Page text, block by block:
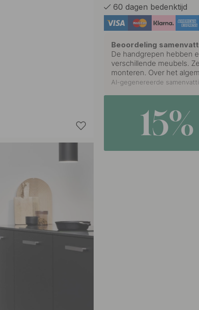
60 dagen bedenktijd
Beoordeling
De handgrepen hebben
verschillende meubels.
monteren. Over het
AI-gegenereerde
15%